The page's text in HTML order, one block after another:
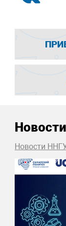
Новости
Новости